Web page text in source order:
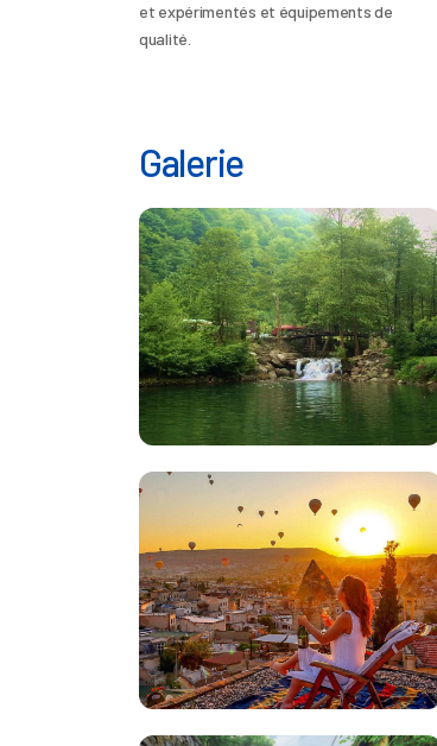
et expérimentés et équipements de
qualité.
Galerie